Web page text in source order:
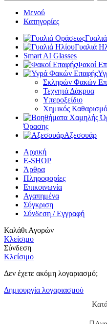
Μενού
Κατηγορίες
Γυαλιά
Smart AI Glasses
Φακοί
Σκληρών Φακών
Τεχνητά Δάκρυα
Υπεροξείδιο
Χημικός
Όρασης
Αξεσουάρ
Αρχική
E-SHOP
Άρθρα
Πληροφορίες
Επικοινωνία
Αγαπημένα
Σύγκριση
Σύνδεση / Εγγραφή
Καλάθι Αγορών
Κλείσιμο
Σύνδεση
Κλείσιμο
Δεν έχετε ακόμη λογαριασμό;
Δημιουργία λογαριασμού